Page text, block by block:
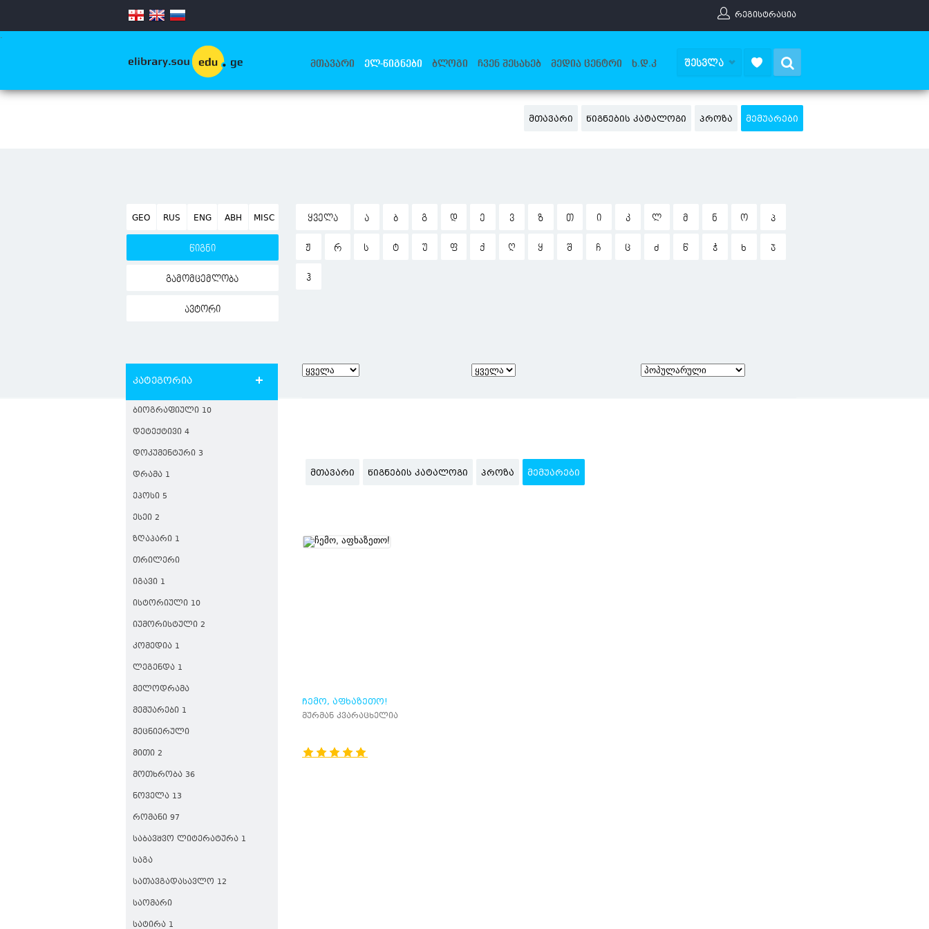
ᲠᲔᲒᲘᲡᲢᲠᲐᲪᲘᲐ
.
ᲛᲗᲐᲕᲐᲠᲘ ᲔᲚ-ᲬᲘᲒᲜᲔᲑᲘ ᲑᲚᲝᲒᲘ ᲩᲕᲔᲜ ᲨᲔᲡᲐᲮᲔᲑ ᲛᲔᲓᲘᲐ ᲪᲔᲜᲢᲠᲘ Ხ.Დ.Კ ᲨᲔᲡᲕᲚᲐ
ᲛᲗᲐᲕᲐᲠᲘ ᲬᲘᲒᲜᲔᲑᲘᲡ ᲙᲐᲢᲐᲚᲝᲒᲘ ᲞᲠᲝᲖᲐ ᲛᲔᲛᲣᲐᲠᲔᲑᲘ
GEO RUS ENG ABH MISC
წიგნი
გამომცემლობა
ავტორი
ᲧᲕᲔᲚᲐ Ა Ბ Გ Დ Ე Ვ Ზ Თ Ი Კ Ლ Მ Ნ Ო Პ
Ჟ Რ Ს Ტ Უ Ფ Ქ Ღ Ყ Შ Ჩ Ც Ძ Წ Ჭ Ხ Ჯ
Ჰ
კატეგორია
ᲑᲘᲝᲒᲠᲐᲤᲘᲣᲚᲘ 10
ᲓᲔᲢᲔᲥᲢᲘᲕᲘ 4
ᲓᲝᲙᲣᲛᲔᲜᲢᲣᲠᲘ 3
ᲓᲠᲐᲛᲐ 1
ᲔᲞᲝᲡᲘ 5
ᲔᲡᲔᲘ 2
ᲖᲦᲐᲞᲐᲠᲘ 1
ᲗᲠᲘᲚᲔᲠᲘ
ᲘᲒᲐᲕᲘ 1
ᲘᲡᲢᲝᲠᲘᲣᲚᲘ 10
ᲘᲣᲛᲝᲠᲘᲡᲢᲣᲚᲘ 2
ᲙᲝᲛᲔᲓᲘᲐ 1
ᲚᲔᲒᲔᲜᲓᲐ 1
ᲛᲔᲚᲝᲓᲠᲐᲛᲐ
ᲛᲔᲛᲣᲐᲠᲔᲑᲘ 1
ᲛᲔᲪᲜᲘᲔᲠᲣᲚᲘ
ᲛᲘᲗᲘ 2
ᲛᲝᲗᲮᲠᲝᲑᲐ 36
ᲜᲝᲕᲔᲚᲐ 13
ᲠᲝᲛᲐᲜᲘ 97
ᲡᲐᲑᲐᲕᲨᲕᲝ ᲚᲘᲢᲔᲠᲐᲢᲣᲠᲐ 1
ᲡᲐᲒᲐ
ᲡᲐᲗᲐᲕᲒᲐᲓᲐᲡᲐᲕᲚᲝ 12
ᲡᲐᲝᲛᲐᲠᲘ
ᲡᲐᲢᲘᲠᲐ 1
ᲛᲗᲐᲕᲐᲠᲘ ᲬᲘᲒᲜᲔᲑᲘᲡ ᲙᲐᲢᲐᲚᲝᲒᲘ ᲞᲠᲝᲖᲐ ᲛᲔᲛᲣᲐᲠᲔᲑᲘ
ᲩᲔᲛᲝ, ᲐᲤᲮᲐᲖᲔᲗᲝ!
მურმან კვარაცხელია